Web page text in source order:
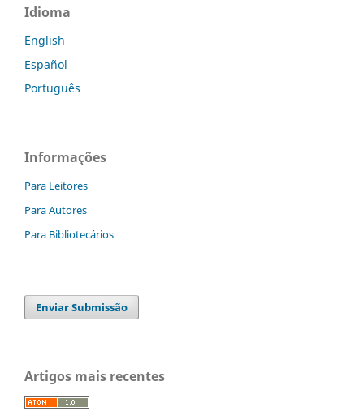
Idioma
English
Español
Português
Informações
Para Leitores
Para Autores
Para Bibliotecários
Enviar Submissão
Artigos mais recentes